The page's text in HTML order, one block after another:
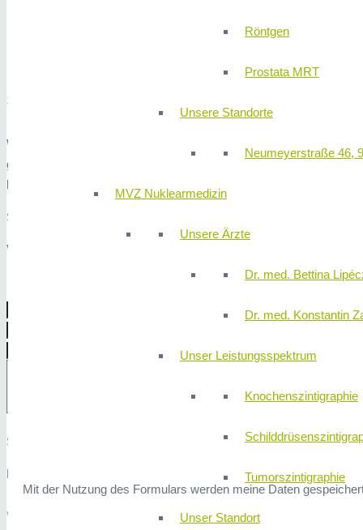
Röntgen
Prostata MRT
Unsere Standorte
Neumeyerstraße 46,
MVZ Nuklearmedizin
Unsere Ärzte
Dr. med. Bettina
Dr. med. Konstantin
Unser Leistungsspektrum
Knochenszintigraphie
Tumorszintigraphie
Unser Standort
Schreiben Sie uns!
Wir laden Sie herzlichst zu einem unverbindlichen Gespräch mit
gemacht. Es ist Ihnen überlassen ob Sie sich für eine Operation
laden wir Sie nochmals zu einem Narkoseaufklärungsgespräch
Sie haben auch die Möglichkeit uns per Nachricht einen
Vielen Dank für Ihr Vertrauen!
Sicherheitsfrage: 3x3 ist?
Hier finden Sie unsere Datenschutzerklärung
.
Mit der Nutzung des Formulars werden meine Daten
* Erforderliche Angaben